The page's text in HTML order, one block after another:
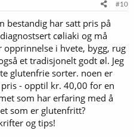
#10
bestandig har satt pris på
cøliaki og må
i hvete, bygg, rug
et tradisjonelt godt øl. Jeg
glutenfrie sorter. noen er
- opptil kr. 40,00 for en
som har erfaring med å
som er glutenfritt?
og tips!